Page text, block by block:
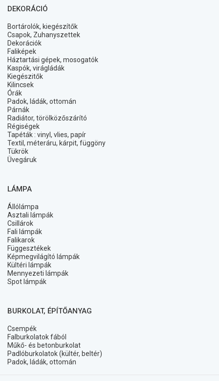
DEKORÁCIÓ
Bortárolók, kiegészítők
Csapok, Zuhanyszettek
Dekorációk
Faliképek
Háztartási gépek, mosogatók
Kaspók, virágládák
Kiegészitők
Kilincsek
Órák
Padok, ládák, ottomán
Párnák
Radiátor, törölközőszárító
Régiségek
Tapéták : vinyl, vlies, papír
Textil, méteráru, kárpit, függöny
Tükrök
Üvegáruk
LÁMPA
Állólámpa
Asztali lámpák
Csillárok
Fali lámpák
Falikarok
Függesztékek
Képmegvilágító lámpák
Kültéri lámpák
Mennyezeti lámpák
Spot lámpák
BURKOLAT, ÉPÍTŐANYAG
Csempék
Falburkolatok fából
Műkő- és betonburkolat
Padlóburkolatok (kültér, beltér)
Padok, ládák, ottomán